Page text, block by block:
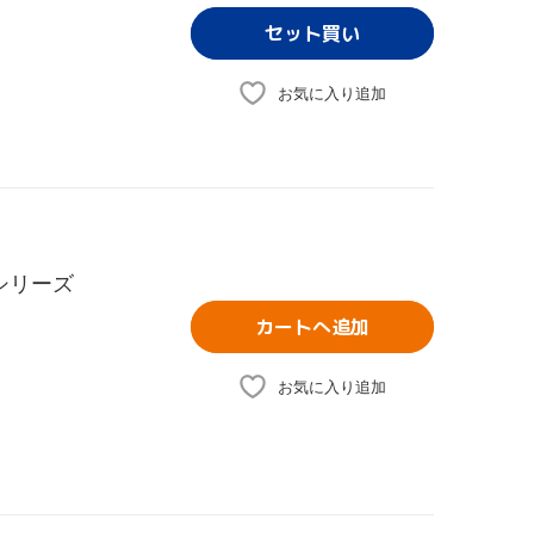
お気に入り追加
リーズ
カートへ追加
お気に入り追加